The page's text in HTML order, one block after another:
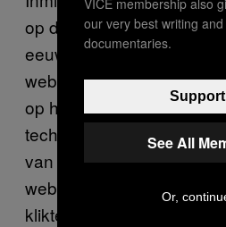
op de kust. Zo tegen het
eeuw werd er
websurfers eindeloos in
op het internet. Dat werkte
techneut schreef een
van pornosites plukte en
website zette. Zodra je op
klikte, sprongen er drie
our very best writing
documentaries.
See All
Or,